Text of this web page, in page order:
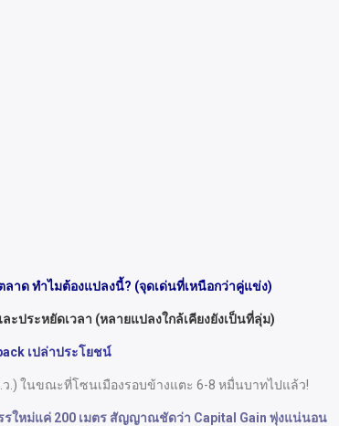
ลาด ทำไมต้องแปลงนี้? (จุดเด่นที่เหนือกว่าคู่แข่ง)
ระหยัดเวลา (หลายแปลงใกล้เคียงยังเป็นที่ลุ่ม)
เปล่าประโยชน์
ว.) ในขณะที่โซนเมืองรอบข้างแตะ 6-8 หมื่นบาทไปแล้ว!
รใหม่แค่ 200 เมตร สัญญาณชัดว่า Capital Gain พุ่งแน่นอน